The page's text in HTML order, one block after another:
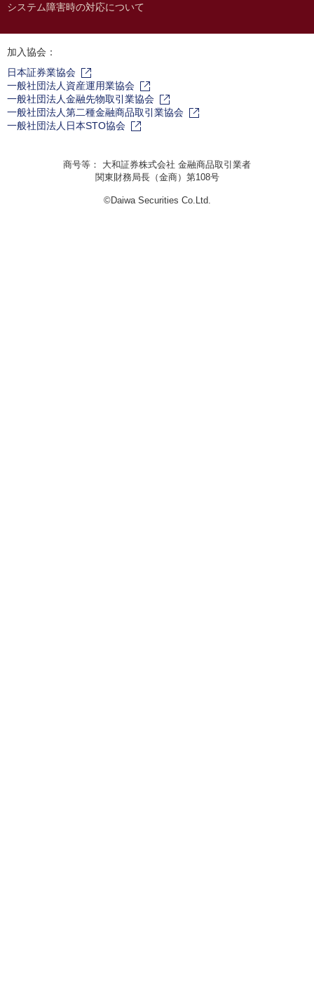
システム障害時の対応について
加入協会：
日本証券業協会
一般社団法人資産運用業協会
一般社団法人金融先物取引業協会
一般社団法人第二種金融商品取引業協会
一般社団法人日本STO協会
商号等： 大和証券株式会社 金融商品取引業者
関東財務局長（金商）第108号
©Daiwa Securities Co.Ltd.